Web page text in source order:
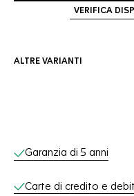
VERIFICA
ALTRE VARIANTI
Servizi online
Garanzia di 5 anni
Carte di credito e